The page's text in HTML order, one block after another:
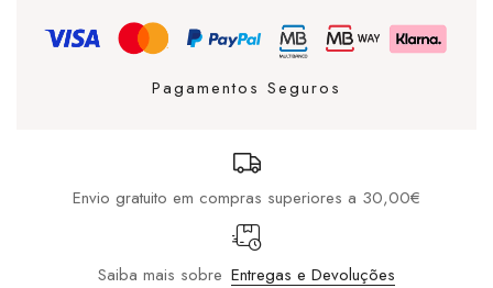
Pagamentos Seguros
Envio gratuito em compras superiores a 30,00€
Saiba mais sobre Entregas e Devoluções